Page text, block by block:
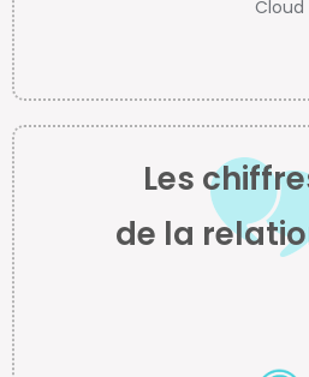
Cloud
Les
de la